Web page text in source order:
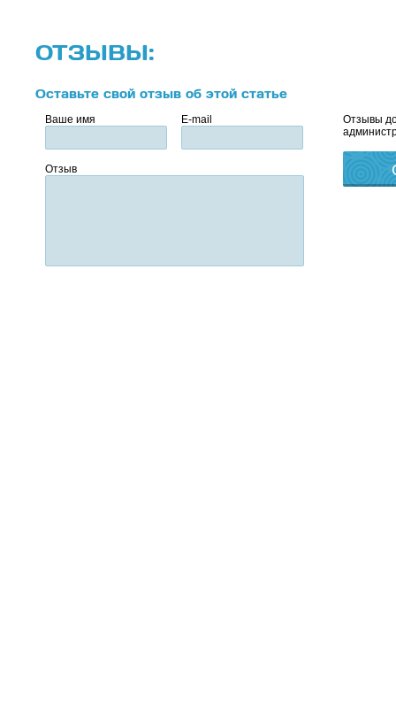
ОТЗЫВЫ:
Оставьте свой отзыв об этой статье
Ваше имя E-mail
Отзыв
Отзывы